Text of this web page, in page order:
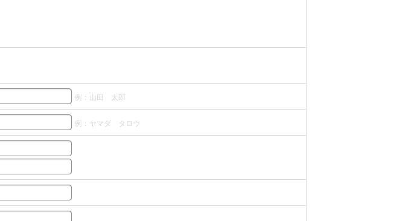
例：山田 太郎
例：ヤマダ タロウ